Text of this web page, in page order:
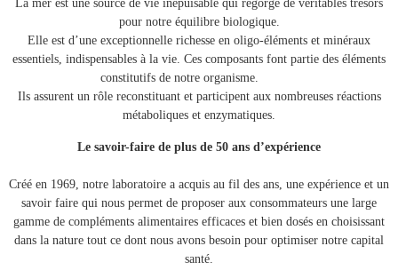
La mer est une source de vie inépuisable qui regorge de véritables trésors
pour notre équilibre biologique.
Elle est d’une exceptionnelle richesse en oligo-éléments et minéraux
essentiels, indispensables à la vie. Ces composants font partie des éléments
constitutifs de notre organisme.
Ils assurent un rôle reconstituant et participent aux nombreuses réactions
métaboliques et enzymatiques.
Le savoir-faire de plus de 50 ans d’expérience
Créé en 1969, notre laboratoire a acquis au fil des ans, une expérience et un
savoir faire qui nous permet de proposer aux consommateurs une large
gamme de compléments alimentaires efficaces et bien dosés en choisissant
dans la nature tout ce dont nous avons besoin pour optimiser notre capital
santé.